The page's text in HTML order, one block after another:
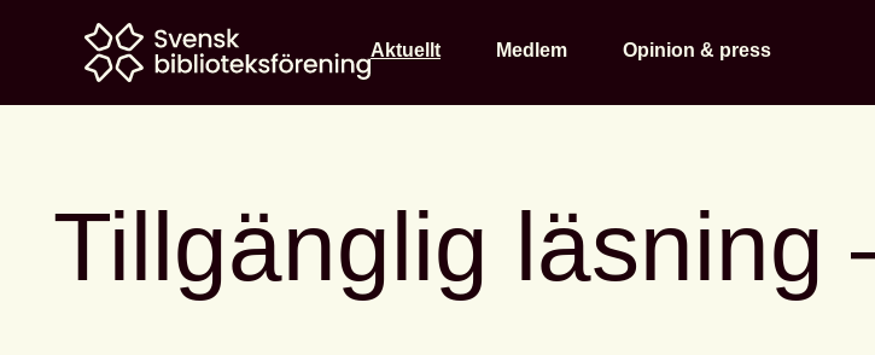
Home
Aktuellt Medlem Opinion & press
Tillgänglig läsning